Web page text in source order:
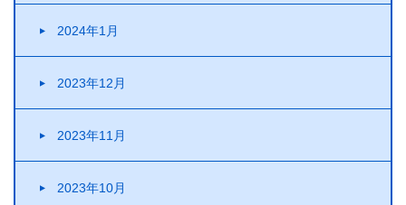
2024年1月
2023年12月
2023年11月
2023年10月